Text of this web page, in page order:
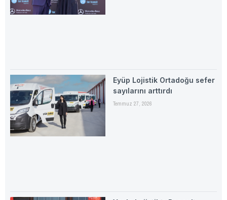
Eyüp Lojistik Ortadoğu sefer
sayılarını arttırdı
Temmuz 27, 2026